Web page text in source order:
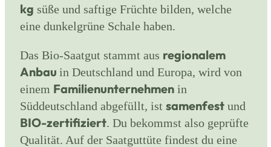
kg süße und saftige Früchte bilden, welche
eine dunkelgrüne Schale haben.
Das Bio-Saatgut stammt aus regionalem
Anbau in Deutschland und Europa, wird von
einem Familienunternehmen in
Süddeutschland abgefüllt, ist samenfest und
BIO-zertifiziert. Du bekommst also geprüfte
Qualität. Auf der Saatguttüte findest du eine